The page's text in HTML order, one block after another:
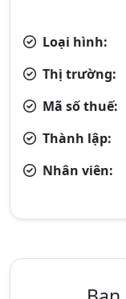
Loại hình:
Thị trường:
Mã số thuế:
Thành lập:
Nhân viên: